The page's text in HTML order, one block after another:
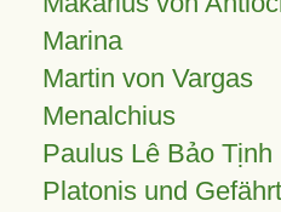
Marina
Martin von Vargas
Menalchius
Paulus Lê Bảo Tịnh
Platonis und